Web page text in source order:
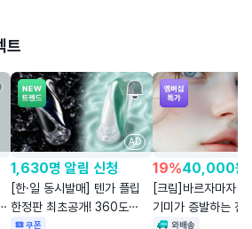
트
AD
1,630명 알림 신청
[한·일 동시발매] 텐가 플립
한정판 최초공개! 360도
전방향 자극
쿠폰
19%40,000원
[크림]바르자마자
기미가 증발하는 진
와배송